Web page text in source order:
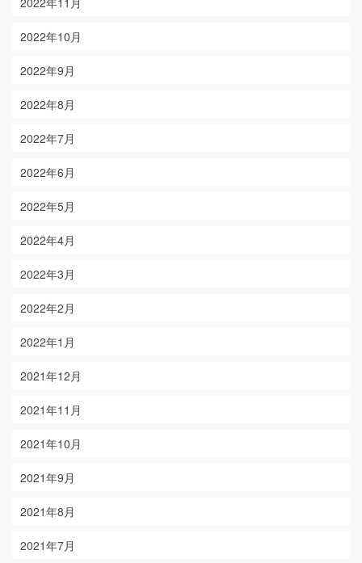
2022年10月
2022年9月
2022年8月
2022年7月
2022年6月
2022年5月
2022年4月
2022年3月
2022年2月
2022年1月
2021年12月
2021年11月
2021年10月
2021年9月
2021年8月
2021年7月